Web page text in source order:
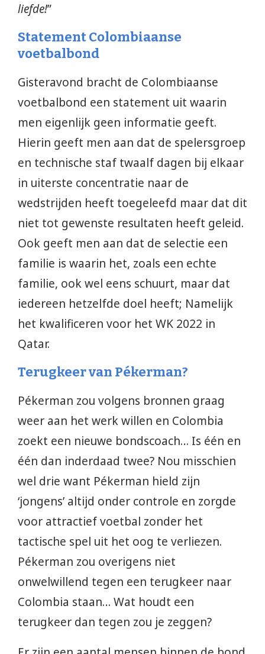
liefde!”
Statement Colombiaanse
voetbalbond
Gisteravond bracht de Colombiaanse
voetbalbond een statement uit waarin
men eigenlijk geen informatie geeft.
Hierin geeft men aan dat de spelersgroep
en technische staf twaalf dagen bij elkaar
in uiterste concentratie naar de
wedstrijden heeft toegeleefd maar dat dit
niet tot gewenste resultaten heeft geleid.
Ook geeft men aan dat de selectie een
familie is waarin het, zoals een echte
familie, ook wel eens schuurt, maar dat
iedereen hetzelfde doel heeft; Namelijk
het kwalificeren voor het WK 2022 in
Qatar.
Terugkeer van Pékerman?
Pékerman zou volgens bronnen graag
weer aan het werk willen en Colombia
zoekt een nieuwe bondscoach… Is één en
één dan inderdaad twee? Nou misschien
wel drie want Pékerman hield zijn
‘jongens’ altijd onder controle en zorgde
voor attractief voetbal zonder het
tactische spel uit het oog te verliezen.
Pékerman zou overigens niet
onwelwillend tegen een terugkeer naar
Colombia staan… Wat houdt een
terugkeer dan tegen zou je zeggen?